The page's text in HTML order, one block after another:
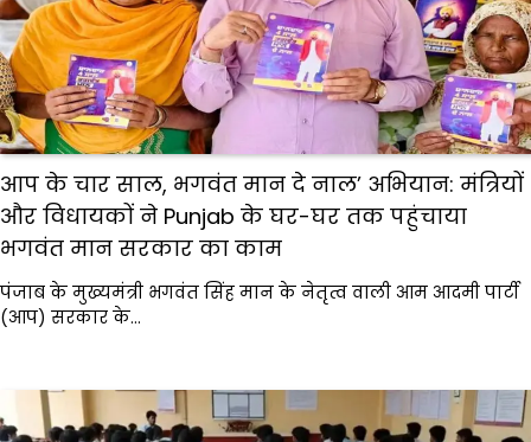
आप के चार साल, भगवंत मान दे नाल’ अभियान: मंत्रियों
और विधायकों ने Punjab के घर-घर तक पहुंचाया
भगवंत मान सरकार का काम
पंजाब के मुख्यमंत्री भगवंत सिंह मान के नेतृत्व वाली आम आदमी पार्टी
(आप) सरकार के…